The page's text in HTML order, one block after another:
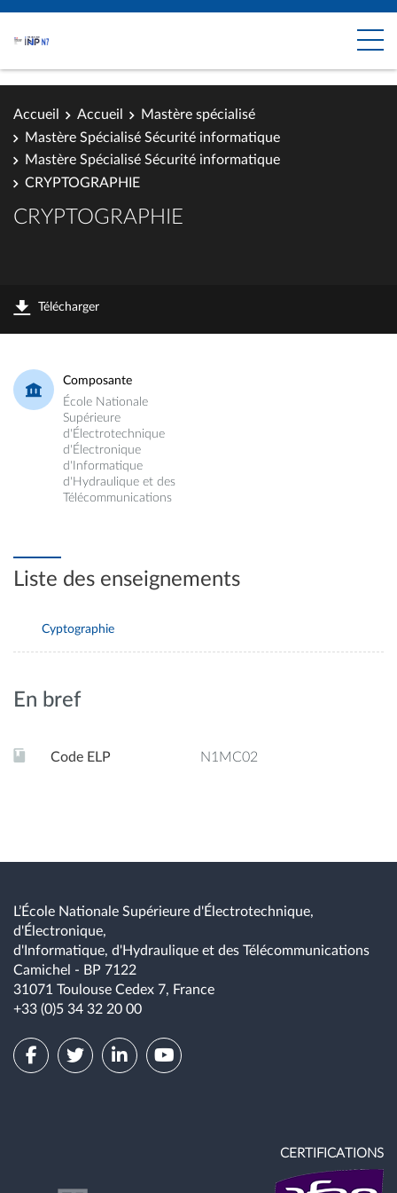
Accueil Accueil
Mastère spécialisé
Mastère Spécialisé Sécurité informatique
Mastère Spécialisé Sécurité informatique
CRYPTOGRAPHIE
CRYPTOGRAPHIE
Télécharger
Composante
École Nationale
Supérieure
d'Électrotechnique
d'Électronique
d'Informatique
d'Hydraulique et des
Télécommunications
Liste des enseignements
Cyptographie
En bref
Code ELP N1MC02
L’École Nationale Supérieure d'Électrotechnique,
d'Électronique,
d'Informatique, d'Hydraulique et des Télécommunications
Camichel - BP 7122
31071 Toulouse Cedex 7, France
+33 (0)5 34 32 20 00
CERTIFICATIONS